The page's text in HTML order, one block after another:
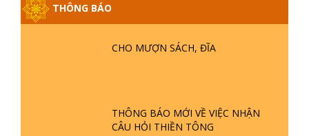
THÔNG BÁO
CHO MƯỢN SÁCH, ĐĨA
THÔNG BÁO MỚI VỀ VIỆC NHẬN
CÂU HỎI THIỀN TÔNG
GIẢI ĐÁP ĐẶC BIỆT P25 - SUỐT 49
HOA LÀ HỘI GÌ? TỬ VÌ ĐẠO
PHẬT GIỚI CÓ THỜI GIAN KHÔNG? |
TTTD